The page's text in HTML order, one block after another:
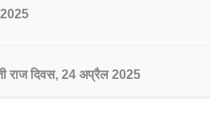
2025
राज दिवस, 24 अप्रैल 2025